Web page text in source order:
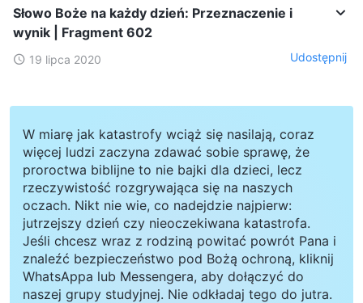
Słowo Boże na każdy dzień: Przeznaczenie i
wynik | Fragment 602
19 lipca 2020 Udostępnij
W miarę jak katastrofy wciąż się nasilają, coraz
więcej ludzi zaczyna zdawać sobie sprawę, że
proroctwa biblijne to nie bajki dla dzieci, lecz
rzeczywistość rozgrywająca się na naszych
oczach. Nikt nie wie, co nadejdzie najpierw:
jutrzejszy dzień czy nieoczekiwana katastrofa.
Jeśli chcesz wraz z rodziną powitać powrót Pana i
znaleźć bezpieczeństwo pod Bożą ochroną, kliknij
WhatsAppa lub Messengera, aby dołączyć do
naszej grupy studyjnej. Nie odkładaj tego do jutra.